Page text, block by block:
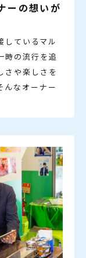
ーの想いが
しているマル
時の流行を追
さや楽しさを
んなオーナー